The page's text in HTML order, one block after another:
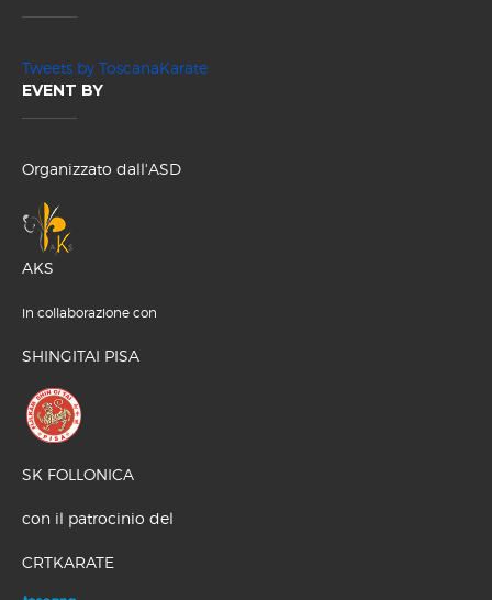
Tweets by ToscanaKarate
EVENT BY
Organizzato dall'ASD
AKS
in collaborazione con
SHINGITAI PISA
SK FOLLONICA
con il patrocinio del
CRTKARATE